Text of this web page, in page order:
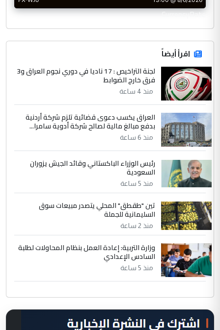
CurrencyRate
اقرأ أيضاً
لجنة التراخيص : 17 ناديا في دوري نجوم العراق و3
فرق خارج الضوابط
منذ 4 ساعة
العراق يكسب دعوى قضائية تلزم شركة أردنية
بدفع مبالغ مالية لصالح شركة أدوية سامرا...
منذ 6 ساعة
رئيس الوزراء الباكستاني وقائد الجيش يزوران
السعودية
منذ 5 ساعة
تين "طقطق" المحلي يتصدر مبيعات سوق
السليمانية للجملة
منذ 2 ساعة
وزارة التربية: إعادة العمل بنظام المحاولات لطلبة
السادس الإعدادي
منذ 5 ساعة